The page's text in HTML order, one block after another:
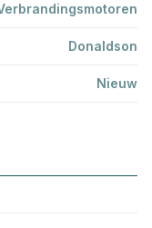
Donaldson
Nieuw